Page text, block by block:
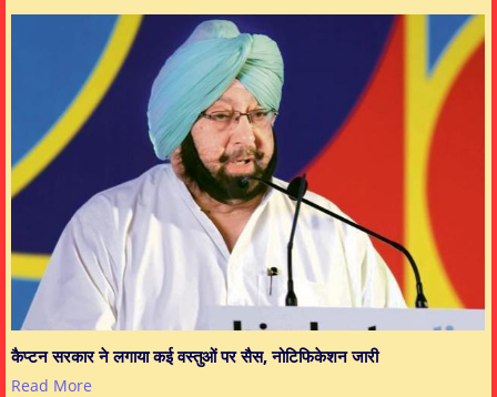
कैप्टन सरकार ने लगाया कई वस्तुओं पर सैस, नोटिफिकेशन जारी
Read More